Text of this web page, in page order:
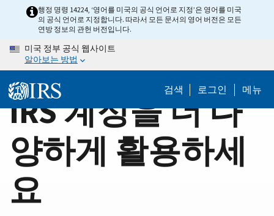
content
Home행정 명령 14224, ‘영어를 미국의 공식 언어로 지정’은 영어를 미국
의 공식 언어로 지정합니다. 따라서 모든 문서의 영어 버전은 모든
연방 정보의 관헌 버전입니다.
미국 정부 공식 웹사이트
알아보는 방법
검색 로그인 메뉴
IRS 계정을 더 다
양하게 활용하세
요